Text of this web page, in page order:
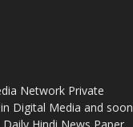
Network Private
Digital Media and soon